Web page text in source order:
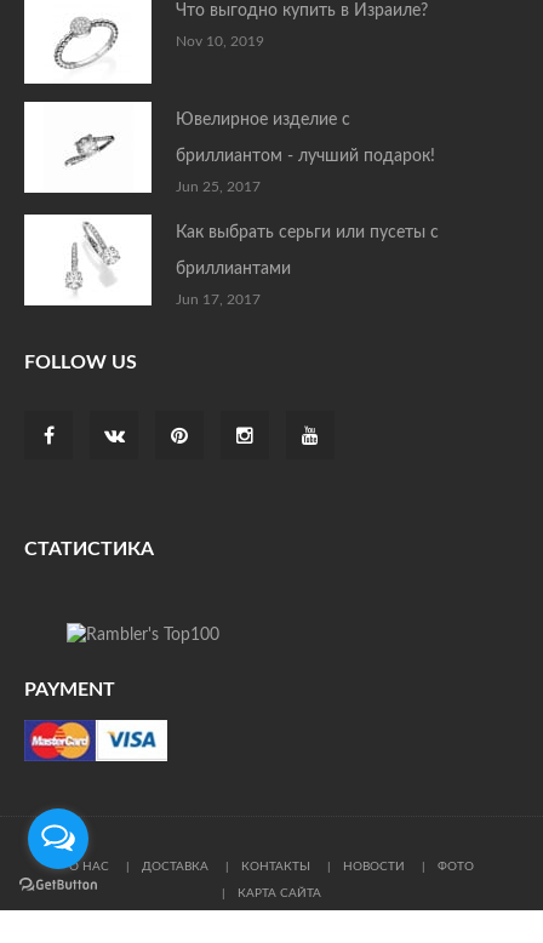
Что выгодно купить в Израиле?
Nov 10, 2019
Ювелирное изделие с
бриллиантом - лучший подарок!
Jun 25, 2017
Как выбрать серьги или пусеты с
бриллиантами
Jun 17, 2017
FOLLOW US
СТАТИСТИКА
PAYMENT
О НАС ДОСТАВКА КОНТАКТЫ НОВОСТИ ФОТО
КАРТА САЙТА